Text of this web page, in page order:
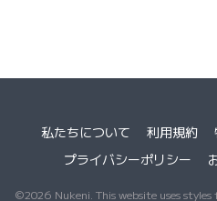
私たちについて 利用規約
プライバシーポリシー
©2026 Nukeni. This website uses